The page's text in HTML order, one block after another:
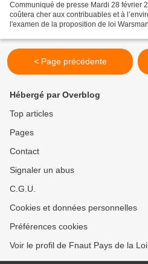
Communiqué de presse Mardi 28 février
coûtera cher aux contribuables et à
l'examen de la proposition de loi
< Page précédente
Hébergé par Overblog
Top articles
Pages
Contact
Signaler un abus
C.G.U.
Cookies et données personnelles
Préférences cookies
Voir le profil de Fnaut Pays de la